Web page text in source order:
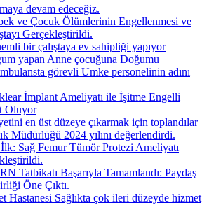
devam edeceğiz.
ve Çocuk Ölümlerinin Engellenmesi ve
Gerçekleştirildi.
bir çalıştaya ev sahipliği yapıyor
yapan Anne çocuğuna Doğumu
görevli Umke personelinin adını
İmplant Ameliyatı ile İşitme Engelli
Oluyor
en üst düzeye çıkarmak için toplandılar
Müdürlüğü 2024 yılını değerlendirdi.
Sağ Femur Tümör Protezi Ameliyatı
Tatbikatı Başarıyla Tamamlandı: Paydaş
Öne Çıktı.
Hastanesi Sağlıkta çok ileri düzeyde hizmet